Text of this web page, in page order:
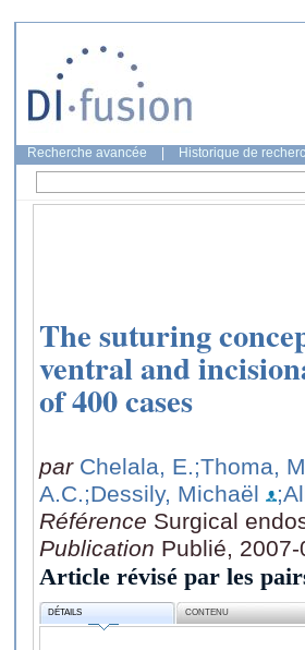
Recherche avancée Historique de
The suturing
ventral and
of 400 cases
par Chelala, E.;Thoma,
A.C.;Dessily, Michaël
Référence Surgical
Publication Publié, 2007-
Article révisé par les
DÉTAILS CONTENU